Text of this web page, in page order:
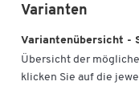
Varianten
Variantenübersicht -
Übersicht der
klicken Sie auf die